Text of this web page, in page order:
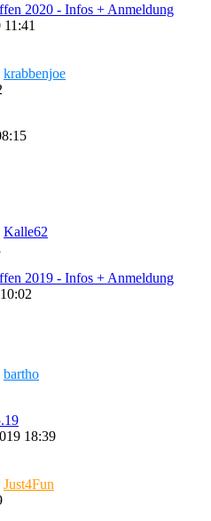
2020 - Infos + Anmeldung
krabbenjoe
Kalle62
2019 - Infos + Anmeldung
bartho
18:39
Just4Fun